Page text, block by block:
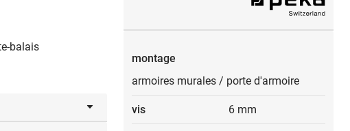
balais
montage
armoires murales / porte d'armoire
vis 6 mm